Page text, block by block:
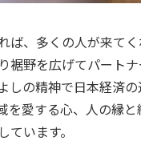
ば、多くの人が来て
裾野を広げてパート
しの精神で日本経済
を愛する心、人の縁
ています。